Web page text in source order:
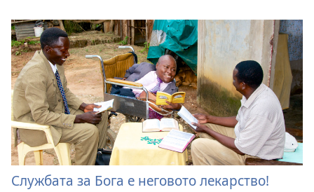
Службата за Бога е неговото лекарство!